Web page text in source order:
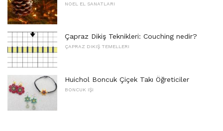
NOEL EL SANATLARI
Çapraz Dikiş Teknikleri: Couching nedir?
ÇAPRAZ DIKIŞ TEMELLERI
Huichol Boncuk Çiçek Takı Öğreticiler
BONCUK IŞI